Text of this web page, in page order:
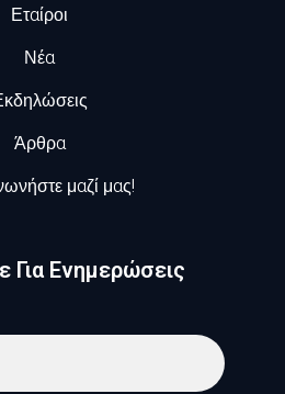
Εταίροι
Νέα
Άρθρα
μαζί μας!
Για Ενημερώσεις​